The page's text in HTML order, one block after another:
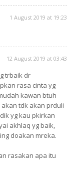
1 August 2019 at 19:23
12 August 2019 at 03:43
trbaik dr
rasa cinta yg
kawan btuh
tdk akan prduli
yg kau pkirkan
akhlaq yg baik,
doakan mreka.
rasakan apa itu